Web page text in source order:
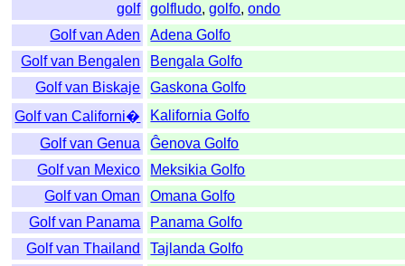
golf
golfludo,golfo,ondo
Golf van Aden
Adena Golfo
Golf van Bengalen
Bengala Golfo
Golf van Biskaje
Gaskona Golfo
Golf van Californi�
Kalifornia Golfo
Golf van Genua
Ĝenova Golfo
Golf van Mexico
Meksikia Golfo
Golf van Oman
Omana Golfo
Golf van Panama
Panama Golfo
Golf van Thailand
Tajlanda Golfo